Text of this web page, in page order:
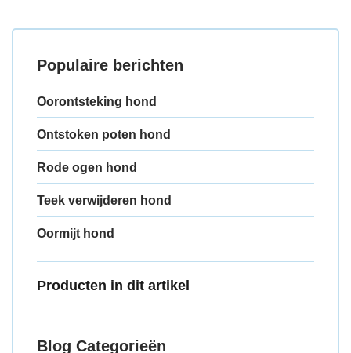
Populaire berichten
Oorontsteking hond
Ontstoken poten hond
Rode ogen hond
Teek verwijderen hond
Oormijt hond
Producten in dit artikel
Blog Categorieën